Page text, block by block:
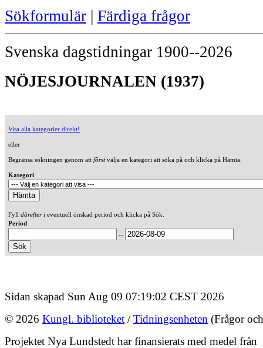
Sökformulär | Färdiga frågor
Svenska dagstidningar 1900--2026
NÖJESJOURNALEN (1937)
Visa alla kategorier direkt!
eller
Begränsa sökningen genom att förstvälja en kategori att söka på och klicka på Hämta.
Kategori
Fyll därefteri eventuell önskad period och klicka på Sök.
Period
--
Sidan skapad Sun Aug 09 07:19:02 CEST 2026
© 2026 Kungl. biblioteket /Tidningsenheten (Frågor
Projektet Nya Lundstedt har finansierats med medel från